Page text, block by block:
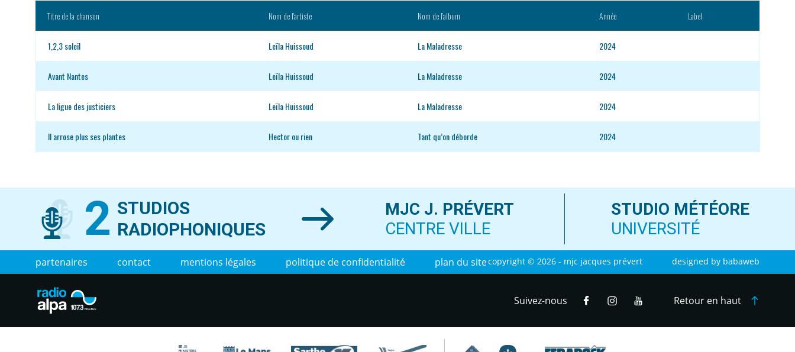
Titre de la chanson Nom de l’artiste Nom de l’album Année Label
1,2,3 soleil Leïla Huissoud La Maladresse 2024
Avant Nantes Leïla Huissoud La Maladresse 2024
La ligue des justiciers Leïla Huissoud La Maladresse 2024
Il arrose plus ses plantes Hector ou rien Tant qu’on déborde 2024
2 STUDIOS
RADIOPHONIQUES
MJC J. PRÉVERT
CENTRE VILLE
STUDIO MÉTÉORE
UNIVERSITÉ
partenaires contact mentions légales politique de confidentialité plan du sitecopyright © 2026 - mjc jacques prévert designed by babaweb
Suivez-nous Retour en haut